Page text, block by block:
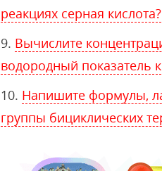
реакциях серная кислота?
Вычислите
водородный показатель
Напишите формулы,
группы бициклических